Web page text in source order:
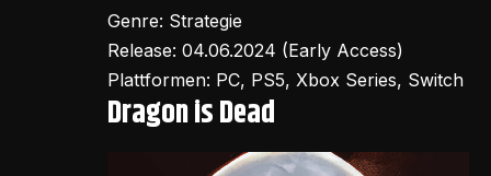
Genre: Strategie
Release: 04.06.2024 (Early Access)
Plattformen: PC, PS5, Xbox Series, Switch
Dragon is Dead